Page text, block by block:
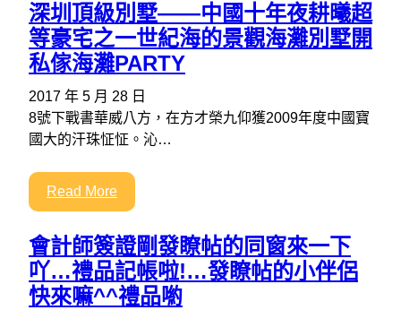
深圳頂級別墅——中國十年夜耕曦超
等豪宅之一世紀海的景觀海灘別墅開
私傢海灘PARTY
2017 年 5 月 28 日
8號下戰書華威八方，在方才榮九仰獲2009年度中國寶
國大的汗珠怔怔。沁…
Read More
會計師簽證剛發瞭帖的同窗來一下
吖…禮品記帳啦!…發瞭帖的小伴侶
快來嘛^^禮品喲